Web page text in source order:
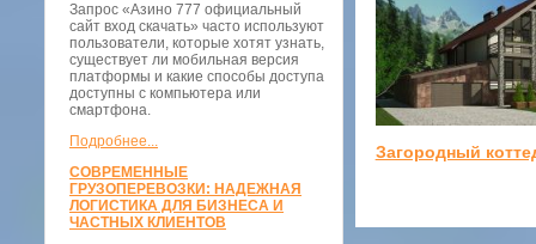
Запрос «Азино 777 официальный
сайт вход скачать» часто используют
пользователи, которые хотят узнать,
существует ли мобильная версия
платформы и какие способы доступа
доступны с компьютера или
смартфона.
Подробнее...
СОВРЕМЕННЫЕ
ГРУЗОПЕРЕВОЗКИ: НАДЕЖНАЯ
ЛОГИСТИКА ДЛЯ БИЗНЕСА И
ЧАСТНЫХ КЛИЕНТОВ
Загородный